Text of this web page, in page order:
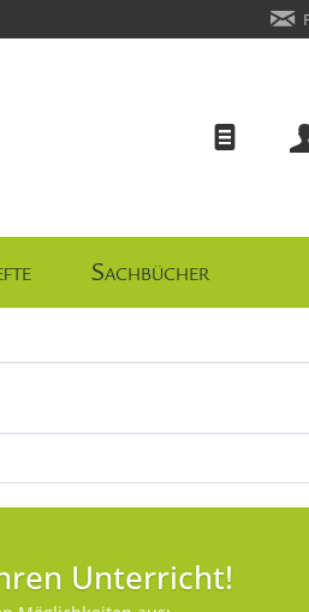
Sachbücher
Unterricht!